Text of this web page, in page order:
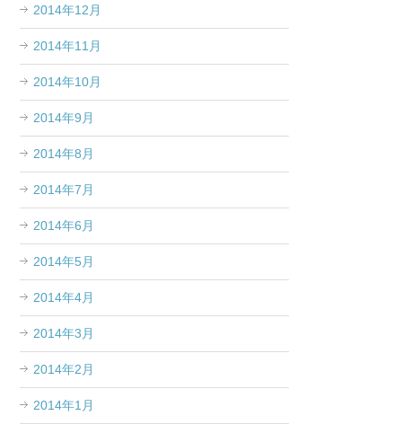
2014年12月
2014年11月
2014年10月
2014年9月
2014年8月
2014年7月
2014年6月
2014年5月
2014年4月
2014年3月
2014年2月
2014年1月